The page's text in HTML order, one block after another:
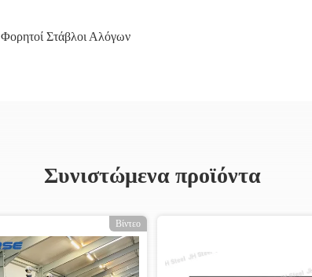
Φορητοί Στάβλοι Αλόγων
Συνιστώμενα προϊόντα